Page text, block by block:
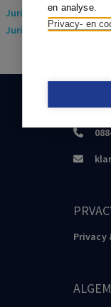
en analyse.
Privacy- en
Juridisch> Arbeidsrecht
Juridisch> Sociaal
Privacy